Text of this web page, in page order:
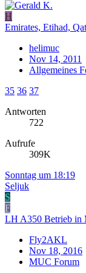
H
Emirates, Etihad,
helimuc
Nov 14, 2011
Allgemeines
35 36 37
Antworten
722
Aufrufe
309K
Sonntag um 18:19
Seljuk
S
F
LH A350 Betrieb in
Fly2AKL
Nov 18, 2016
MUC Forum